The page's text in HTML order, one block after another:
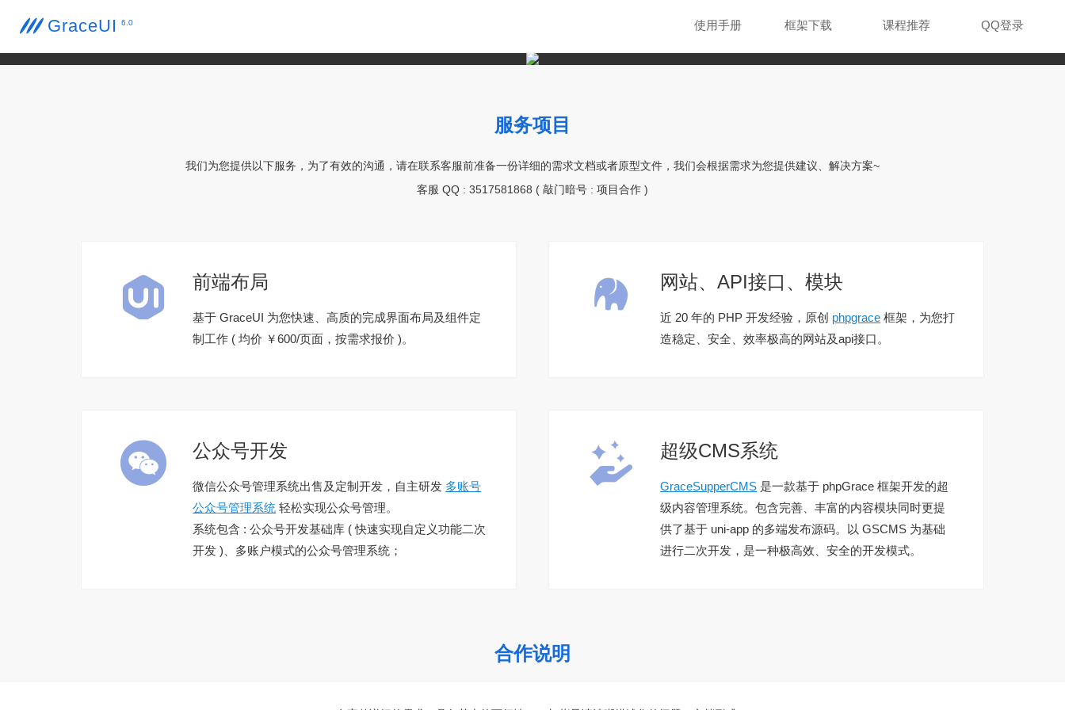
 GraceUI 6.0 使用手册 框架下载 课程推荐 QQ登录
服务项目
我们为您提供以下服务，为了有效的沟通，请在联系客服前准备一份详细的需求文档或者原型文件，我们会根据需求为您提供建议、解决方案~
客服 QQ : 3517581868 ( 敲门暗号 : 项目合作 )
 前端布局
基于 GraceUI 为您快速、高质的完成界面布局及组件定
制工作 ( 均价 ￥600/页面，按需求报价 )。
 网站、API接口、模块
近 20 年的 PHP 开发经验，原创 phpgrace 框架，为您打
造稳定、安全、效率极高的网站及api接口。
 公众号开发
微信公众号管理系统出售及定制开发，自主研发 多账号
公众号管理系统 轻松实现公众号管理。
系统包含 : 公众号开发基础库 ( 快速实现自定义功能二次
开发 )、多账户模式的公众号管理系统；
 超级CMS系统
GraceSupperCMS 是一款基于 phpGrace 框架开发的超
级内容管理系统。包含完善、丰富的内容模块同时更提
供了基于 uni-app 的多端发布源码。以 GSCMS 为基础
进行二次开发，是一种极高效、安全的开发模式。
合作说明